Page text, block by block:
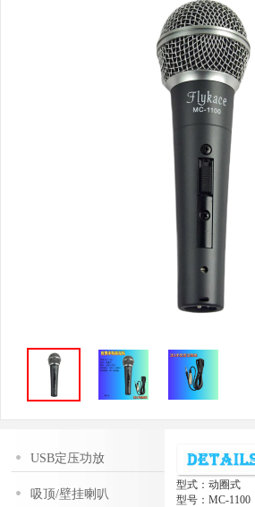
USB定压功放
吸顶/壁挂喇叭
型式：动圈式
型号：MC-1100